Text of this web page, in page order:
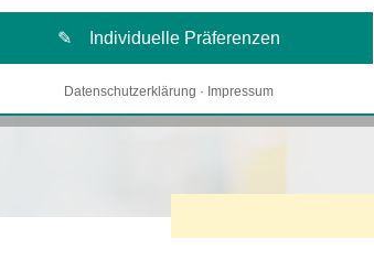
✎ Individuelle Präferenzen
Notwendige Cookies
Datenschutzerklärung · Impressum